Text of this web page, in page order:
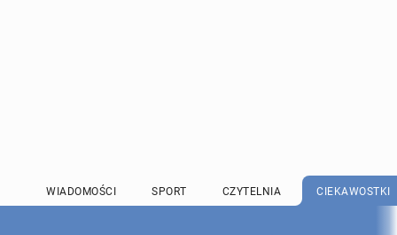
WIADOMOŚCI SPORT CZYTELNIA CIEKAWOSTKI